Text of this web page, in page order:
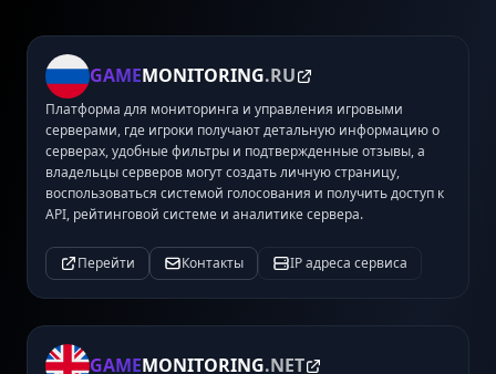
GAMEMONITORING.RU
Платформа для мониторинга и управления игровыми
серверами, где игроки получают детальную информацию о
серверах, удобные фильтры и подтвержденные отзывы, а
владельцы серверов могут создать личную страницу,
воспользоваться системой голосования и получить доступ к
API, рейтинговой системе и аналитике сервера.
Перейти Контакты IP адреса сервиса
GAMEMONITORING.NET